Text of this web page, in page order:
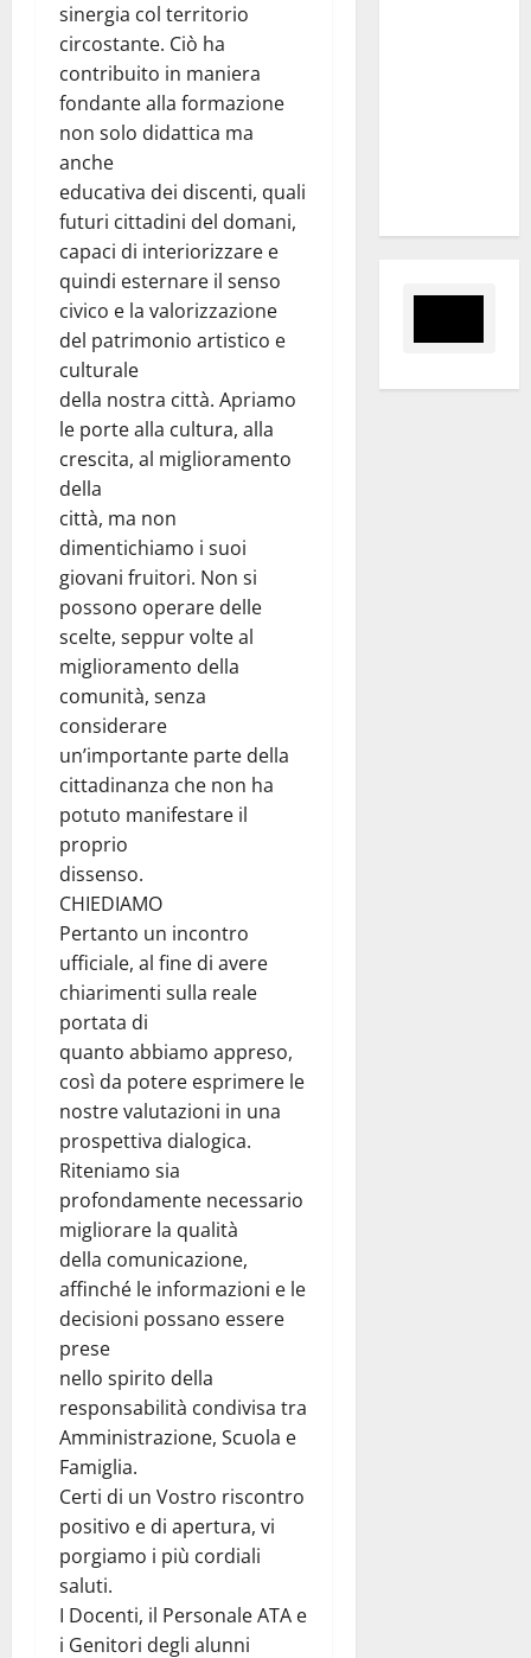
sinergia col territorio
circostante. Ciò ha
contribuito in maniera
fondante alla formazione
non solo didattica ma
anche
educativa dei discenti, quali
futuri cittadini del domani,
capaci di interiorizzare e
quindi esternare il senso
civico e la valorizzazione
del patrimonio artistico e
culturale
della nostra città. Apriamo
le porte alla cultura, alla
crescita, al miglioramento
della
città, ma non
dimentichiamo i suoi
giovani fruitori. Non si
possono operare delle
scelte, seppur volte al
miglioramento della
comunità, senza
considerare
un’importante parte della
cittadinanza che non ha
potuto manifestare il
proprio
dissenso.
CHIEDIAMO
Pertanto un incontro
ufficiale, al fine di avere
chiarimenti sulla reale
portata di
quanto abbiamo appreso,
così da potere esprimere le
nostre valutazioni in una
prospettiva dialogica.
Riteniamo sia
profondamente necessario
migliorare la qualità
della comunicazione,
affinché le informazioni e le
decisioni possano essere
prese
nello spirito della
responsabilità condivisa tra
Amministrazione, Scuola e
Famiglia.
Certi di un Vostro riscontro
positivo e di apertura, vi
porgiamo i più cordiali
saluti.
I Docenti, il Personale ATA e
i Genitori degli alunni